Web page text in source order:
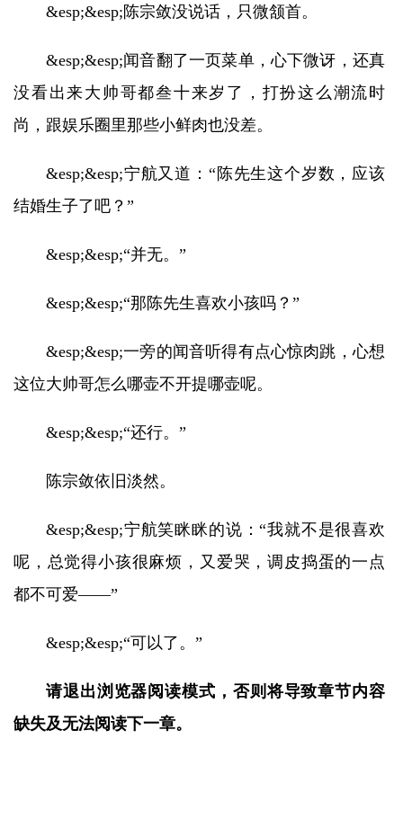
&esp;&esp;陈宗敛没说话，只微颔首。
&esp;&esp;闻音翻了一页菜单，心下微讶，还真
没看出来大帅哥都叁十来岁了，打扮这么潮流时
尚，跟娱乐圈里那些小鲜肉也没差。
&esp;&esp;宁航又道：“陈先生这个岁数，应该
结婚生子了吧？”
&esp;&esp;“并无。”
&esp;&esp;“那陈先生喜欢小孩吗？”
&esp;&esp;一旁的闻音听得有点心惊肉跳，心想
这位大帅哥怎么哪壶不开提哪壶呢。
&esp;&esp;“还行。”
陈宗敛依旧淡然。
&esp;&esp;宁航笑眯眯的说：“我就不是很喜欢
呢，总觉得小孩很麻烦，又爱哭，调皮捣蛋的一点
都不可爱——”
&esp;&esp;“可以了。”
请退出浏览器阅读模式，否则将导致章节内容
缺失及无法阅读下一章。